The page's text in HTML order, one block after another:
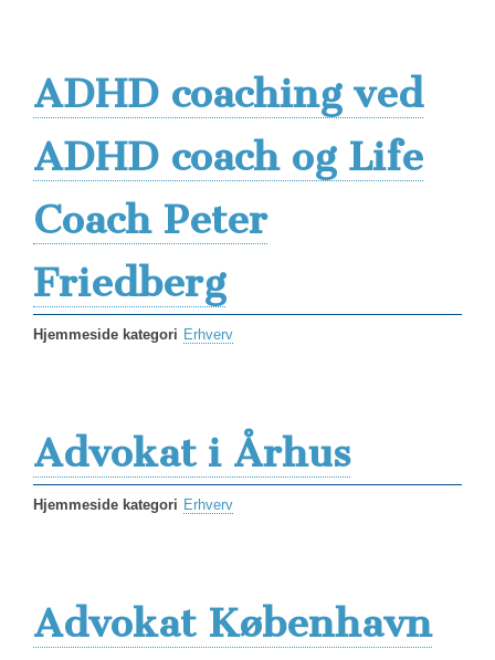
ADHD coaching ved
ADHD coach og Life
Coach Peter
Friedberg
Hjemmeside kategori Erhverv
Advokat i Århus
Hjemmeside kategori Erhverv
Advokat København